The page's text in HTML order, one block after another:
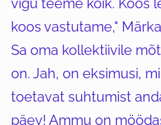
vigu teeme kõik. Koos
koos vastutame,"
Sa oma kollektiivile
on. Jah, on eksimusi,
toetavat suhtumist
päev! Ammu on